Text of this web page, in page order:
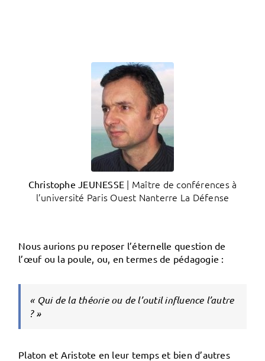
Christophe JEUNESSE | Maître de conférences à
l’université Paris Ouest Nanterre La Défense
Nous aurions pu reposer l’éternelle question de
l’œuf ou la poule, ou, en termes de pédagogie :
« Qui de la théorie ou de l’outil influence l’autre
? »
Platon et Aristote en leur temps et bien d’autres